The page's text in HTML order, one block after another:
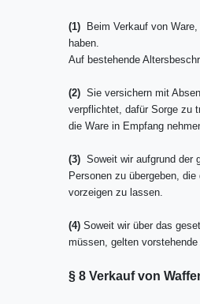
(1) Beim Verkauf von
haben.
Auf bestehende
(2) Sie versichern mit
verpflichtet, dafür Sorge zu
die Ware in Empfang
(3) Soweit wir aufgrund der
Personen zu übergeben,
vorzeigen zu lassen.
(4) Soweit wir über das
müssen, gelten
§ 8 Verkauf von